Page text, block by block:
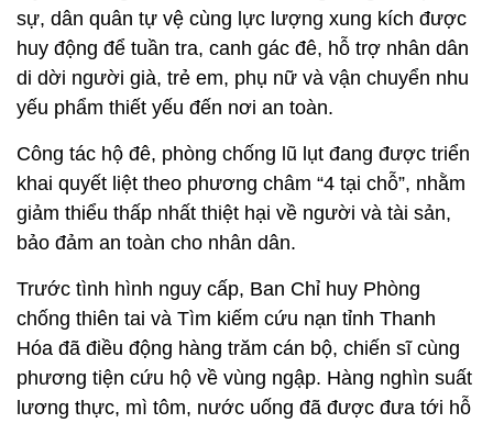
sự, dân quân tự vệ cùng lực lượng xung kích được
huy động để tuần tra, canh gác đê, hỗ trợ nhân dân
di dời người già, trẻ em, phụ nữ và vận chuyển nhu
yếu phẩm thiết yếu đến nơi an toàn.
Công tác hộ đê, phòng chống lũ lụt đang được triển
khai quyết liệt theo phương châm “4 tại chỗ”, nhằm
giảm thiểu thấp nhất thiệt hại về người và tài sản,
bảo đảm an toàn cho nhân dân.
Trước tình hình nguy cấp, Ban Chỉ huy Phòng
chống thiên tai và Tìm kiếm cứu nạn tỉnh Thanh
Hóa đã điều động hàng trăm cán bộ, chiến sĩ cùng
phương tiện cứu hộ về vùng ngập. Hàng nghìn suất
lương thực, mì tôm, nước uống đã được đưa tới hỗ